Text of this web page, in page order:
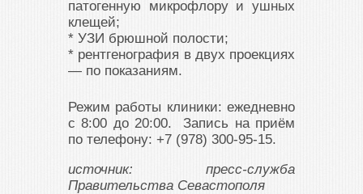
патогенную микрофлору и ушных
клещей;
* УЗИ брюшной полости;
* рентгенография в двух проекциях
— по показаниям.
Режим работы клиники: ежедневно
с 8:00 до 20:00. Запись на приём
по телефону: +7 (978) 300-95-15.
источник: пресс-служба
Правительства Севастополя